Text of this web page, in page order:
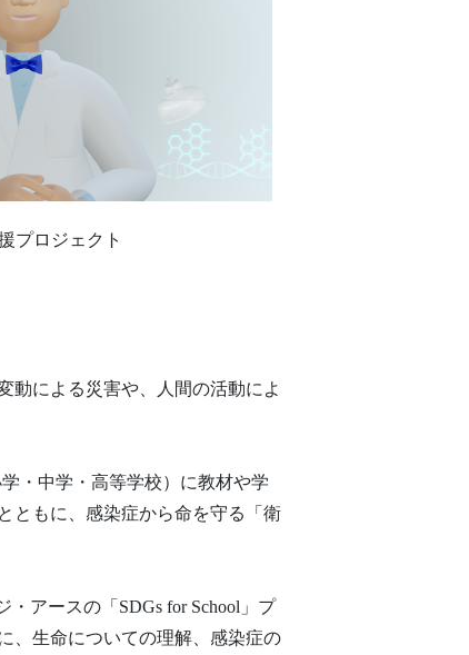
プロジェクト
動による災害や、人間の活動によ
・中学・高等学校）に教材や学
ともに、感染症から命を守る「衛
アースの「SDGs for School」プ
、生命についての理解、感染症の